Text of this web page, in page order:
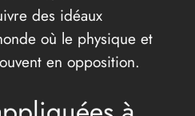
des idéaux
où le physique et
en opposition.